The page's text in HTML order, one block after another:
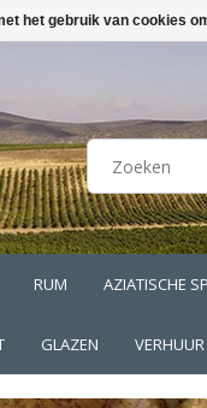
RUM AZIATISCHE
GLAZEN VERHUUR
het gebruik van cookies